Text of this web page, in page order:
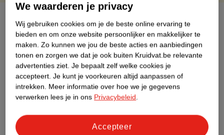
Over dit product
Productinformatie
Etiketinformatie
Nature Impact Score
Dit product heeft (nog) geen Nature
Impact Score.
We waarderen je privacy
Wij gebruiken cookies om je de beste online ervaring te
bieden en om onze website persoonlijker en makkelijker te
maken. Zo kunnen we jou de beste acties en aanbiedingen
tonen en zorgen we dat je ook buiten Kruidvat.be relevante
advertenties ziet. Je bepaalt zelf welke cookies je
accepteert. Je kunt je voorkeuren altijd aanpassen of
intrekken. Meer informatie over hoe we je gegevens
verwerken lees je in ons Privacybeleid.
Accepteer